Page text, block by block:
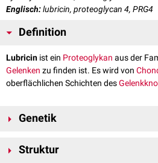
Englisch:lubricin, proteoglycan 4, PRG4
Definition
Lubricin ist ein Proteoglykan aus der
Gelenken zu finden ist. Es wird von
oberflächlichen Schichten des
Genetik
kodiert.Struktur